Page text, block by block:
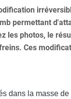
permettant
les photos, le
Ces
dans la masse de